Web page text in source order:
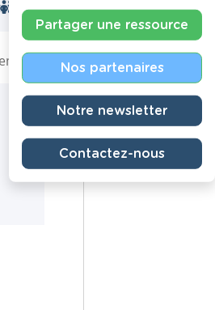
0
Partager une ressource
Nos partenaires
Notre newsletter
Contactez-nous